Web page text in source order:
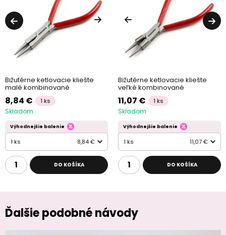
Bižutérne ketlovacie kliešte
malé kombinované
8,84 € 1 ks
Skladom
Výhodnejšie balenie
1 ks 8,84 €
DO KOŠÍKA
Bižutérne ketlovacie kliešte
veľké kombinované
11,07 € 1 ks
Skladom
Výhodnejšie balenie
1 ks 11,07 €
DO KOŠÍKA
Ďalšie podobné návody